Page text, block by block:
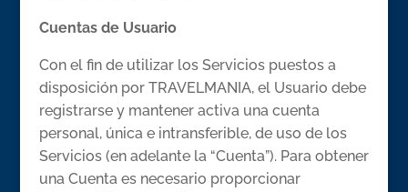
Cuentas de Usuario
Con el fin de utilizar los Servicios puestos a
disposición por TRAVELMANIA, el Usuario debe
registrarse y mantener activa una cuenta
personal, única e intransferible, de uso de los
Servicios (en adelante la “Cuenta”). Para obtener
una Cuenta es necesario proporcionar